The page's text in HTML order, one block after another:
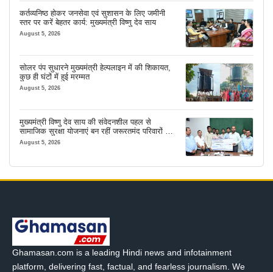
कर्तव्यनिष्ठ होकर जनसेवा एवं सुशासन के लिए जमीनी
स्तर पर करें बेहतर कार्य: मुख्यमंत्री विष्णु देव साय
August 5, 2026
सोलर पंप सुधारने मुख्यमंत्री हेल्पलाइन में की शिकायत,
कुछ ही घंटों में हुई मरम्मत
August 5, 2026
मुख्यमंत्री विष्णु देव साय की संवेदनशील पहल से
सामाजिक सुरक्षा योजनाएं बन रहीं जरूरतमंद परिवारों का
मजबूत सहारा
August 5, 2026
Ghamasan.com is a leading Hindi news and infotainment
platform, delivering fast, factual, and fearless journalism. We